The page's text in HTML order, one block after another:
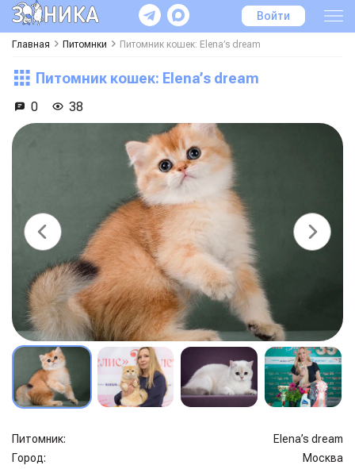
Войти
Главная Питомнки Питомник кошек: Elena’s dream
Питомник кошек: Elena’s dream
0 38
Питомник:
Elena’s dream
Город:
Москва